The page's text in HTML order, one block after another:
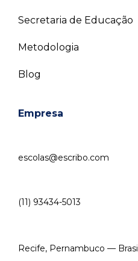
Secretaria de Educação
Metodologia
Blog
Empresa
escolas@escribo.com
(11) 93434-5013
Recife, Pernambuco — Brasil